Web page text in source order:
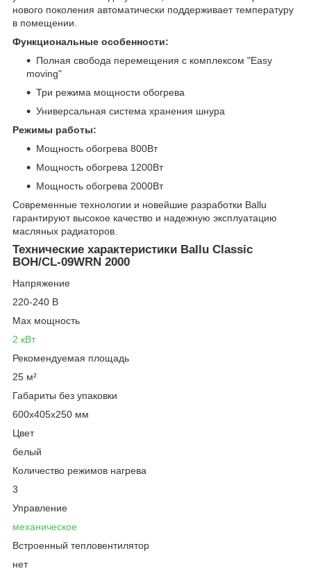
нового поколения автоматически поддерживает температуру
в помещении.
Функциональные особенности:
Полная свобода перемещения с комплексом "Easy
moving"
Три режима мощности обогрева
Универсальная система хранения шнура
Режимы работы:
Мощность обогрева 800Вт
Мощность обогрева 1200Вт
Мощность обогрева 2000Вт
Современные технологии и новейшие разработки Ballu
гарантируют высокое качество и надежную эксплуатацию
масляных радиаторов.
Технические характеристики Ballu Classic
BOH/CL-09WRN 2000
Напряжение
220-240 В
Max мощность
2 кВт
Рекомендуемая площадь
25 м²
Габариты без упаковки
600x405х250 мм
Цвет
белый
Количество режимов нагрева
3
Управление
механическое
Встроенный тепловентилятор
нет